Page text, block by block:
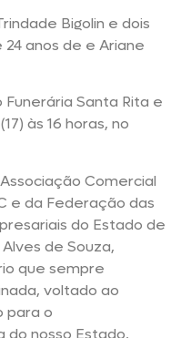
Bigolin e dois
24 anos de e Ariane
Santa Rita e
às 16 horas, no
Comercial
e da Federação das
do Estado de
de Souza,
que sempre
voltado ao
para o
nosso Estado.